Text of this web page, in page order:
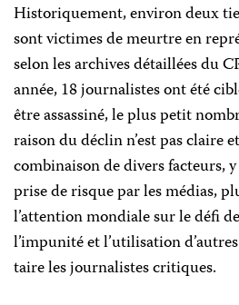
Historiquement, environ deux
sont victimes de meurtre en
selon les archives détaillées du
année, 18journalistes ont été
être assassiné, le plus petit
raison du déclin n’est pas claire
combinaison de divers facteurs,
prise de risque par les médias,
l’attention mondiale sur le défi
l’impunité et l’utilisation
taire les journalistes critiques.